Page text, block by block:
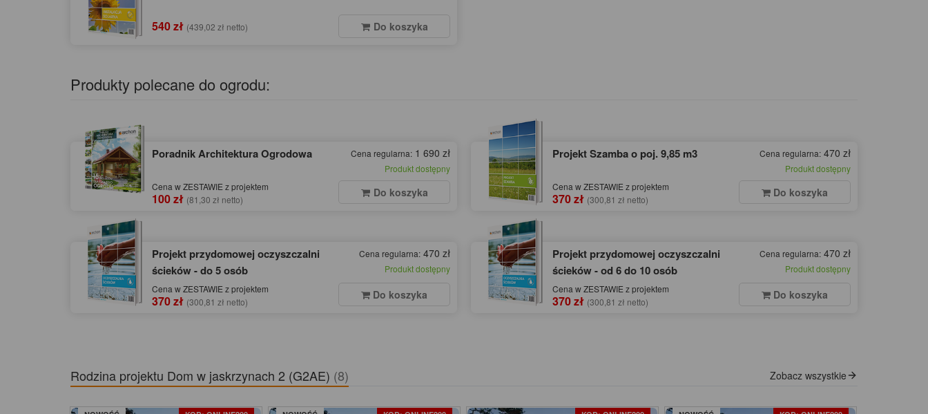
540 zł (439,02 zł netto) Do koszyka
Produkty polecane do ogrodu:
Poradnik Architektura Ogrodowa
Cena w ZESTAWIE z projektem
100 zł (81,30 zł netto)
Cena regularna: 1 690 zł
Produkt dostępny
Do koszyka
Projekt Szamba o poj. 9,85 m3
Cena w ZESTAWIE z projektem
370 zł (300,81 zł netto)
Cena regularna: 470 zł
Produkt dostępny
Do koszyka
Projekt przydomowej oczyszczalni
ścieków - do 5 osób
Cena w ZESTAWIE z projektem
370 zł (300,81 zł netto)
Cena regularna: 470 zł
Produkt dostępny
Do koszyka
Projekt przydomowej oczyszczalni
ścieków - od 6 do 10 osób
Cena w ZESTAWIE z projektem
370 zł (300,81 zł netto)
Cena regularna: 470 zł
Produkt dostępny
Do koszyka
Rodzina projektu Dom w jaskrzynach 2 (G2AE) (8) Zobacz wszystkie